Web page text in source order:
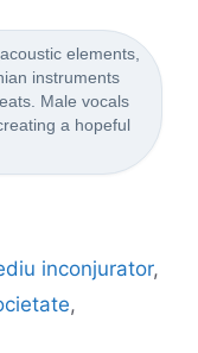
elements,
instruments
Male vocals
a hopeful
inconjurator,
,